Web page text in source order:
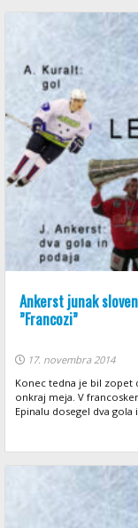
Ankerst junak
”Francozi”
17. novembra 2014
Konec tedna je bil zopet
onkraj meja. V
Epinalu dosegel dva